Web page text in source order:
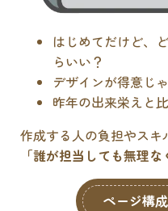
はじめてだけど、
らいい？
デザインが得意じ
昨年の出来栄えと
作成する人の負担やスキ
「誰が担当しても無理な
ページ構